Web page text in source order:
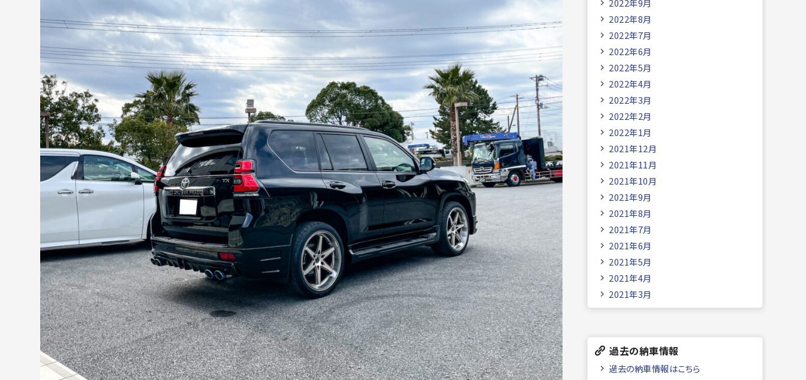
2022年9月
2022年8月
2022年7月
2022年6月
2022年5月
2022年4月
2022年3月
2022年2月
2022年1月
2021年12月
2021年11月
2021年10月
2021年9月
2021年8月
2021年7月
2021年6月
2021年5月
2021年4月
2021年3月
過去の納車情報
過去の納車情報はこちら